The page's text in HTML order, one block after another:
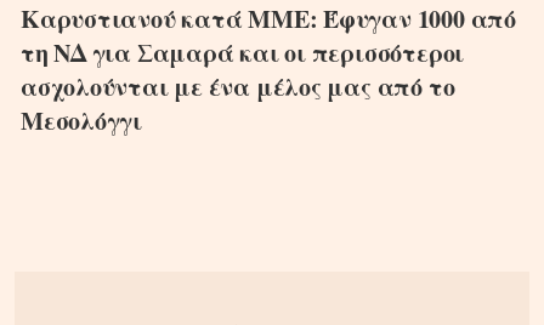
Καρυστιανού κατά ΜΜΕ: Έφυγαν 1000 από
τη ΝΔ για Σαμαρά και οι περισσότεροι
ασχολούνται με ένα μέλος μας από το
Μεσολόγγι